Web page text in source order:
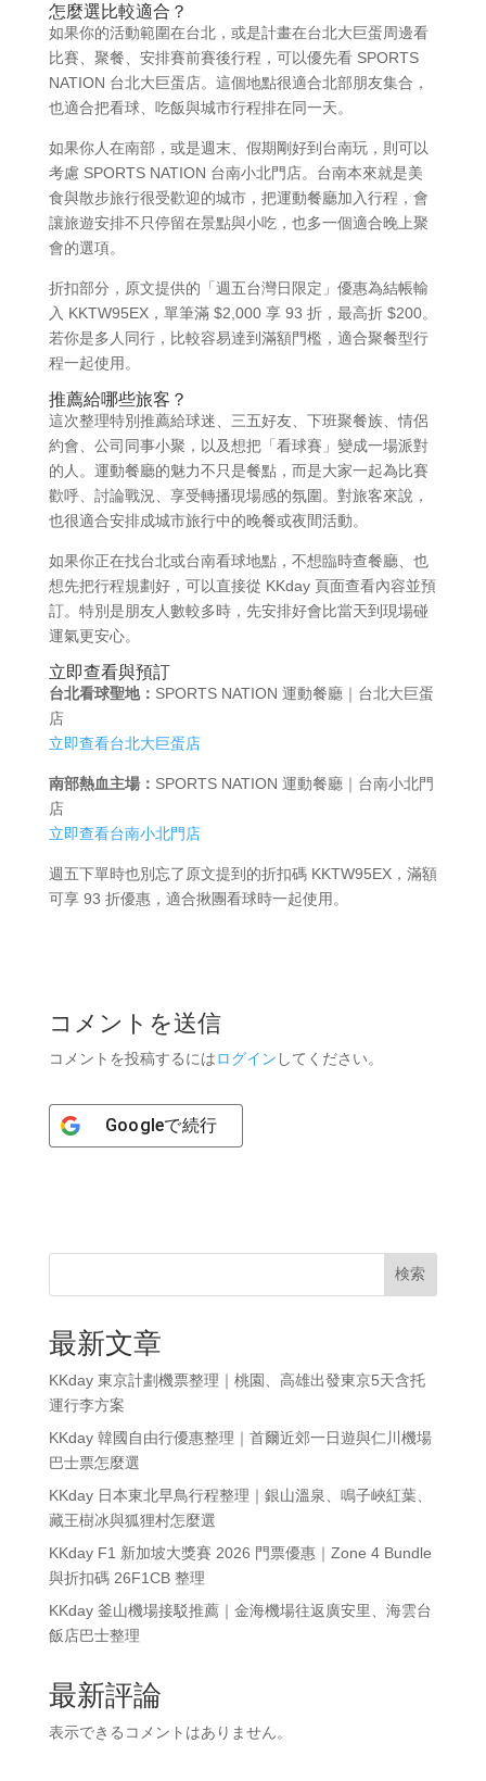
怎麼選比較適合？
如果你的活動範圍在台北，或是計畫在台北大巨蛋周邊看
比賽、聚餐、安排賽前賽後行程，可以優先看 SPORTS
NATION 台北大巨蛋店。這個地點很適合北部朋友集合，
也適合把看球、吃飯與城市行程排在同一天。
如果你人在南部，或是週末、假期剛好到台南玩，則可以
考慮 SPORTS NATION 台南小北門店。台南本來就是美
食與散步旅行很受歡迎的城市，把運動餐廳加入行程，會
讓旅遊安排不只停留在景點與小吃，也多一個適合晚上聚
會的選項。
折扣部分，原文提供的「週五台灣日限定」優惠為結帳輸
入 KKTW95EX，單筆滿 $2,000 享 93 折，最高折 $200。
若你是多人同行，比較容易達到滿額門檻，適合聚餐型行
程一起使用。
推薦給哪些旅客？
這次整理特別推薦給球迷、三五好友、下班聚餐族、情侶
約會、公司同事小聚，以及想把「看球賽」變成一場派對
的人。運動餐廳的魅力不只是餐點，而是大家一起為比賽
歡呼、討論戰況、享受轉播現場感的氛圍。對旅客來說，
也很適合安排成城市旅行中的晚餐或夜間活動。
如果你正在找台北或台南看球地點，不想臨時查餐廳、也
想先把行程規劃好，可以直接從 KKday 頁面查看內容並預
訂。特別是朋友人數較多時，先安排好會比當天到現場碰
運氣更安心。
立即查看與預訂
台北看球聖地： SPORTS NATION 運動餐廳｜台北大巨蛋
店
立即查看台北大巨蛋店
南部熱血主場： SPORTS NATION 運動餐廳｜台南小北門
店
立即查看台南小北門店
週五下單時也別忘了原文提到的折扣碼 KKTW95EX，滿額
可享 93 折優惠，適合揪團看球時一起使用。
コメントを送信
コメントを投稿するにはログイン してください。
Googleで続行
検索
最新文章
KKday 東京計劃機票整理｜桃園、高雄出發東京5天含托
運行李方案
KKday 韓國自由行優惠整理｜首爾近郊一日遊與仁川機場
巴士票怎麼選
KKday 日本東北早鳥行程整理｜銀山溫泉、鳴子峽紅葉、
藏王樹冰與狐狸村怎麼選
KKday F1 新加坡大獎賽 2026 門票優惠｜Zone 4 Bundle
與折扣碼 26F1CB 整理
KKday 釜山機場接駁推薦｜金海機場往返廣安里、海雲台
飯店巴士整理
最新評論
表示できるコメントはありません。